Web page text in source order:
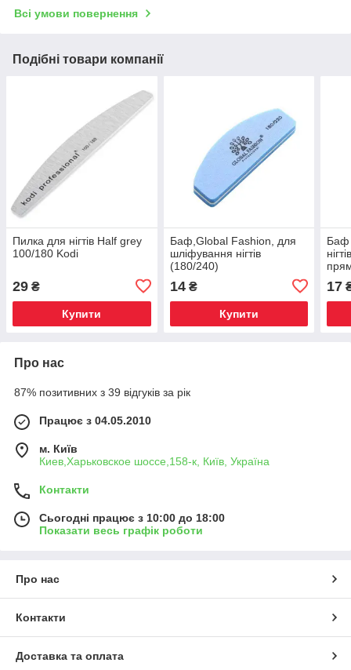
Всі умови повернення
Подібні товари компанії
Пилка для нігтів Half grey
100/180 Kodi
29 ₴
Купити
Баф,Global Fashion, для
шліфування нігтів
(180/240)
14₴
Купити
Баф
17
Про нас
87% позитивних з 39 відгуків за рік
Працює з 04.05.2010
м. Київ
Киев,Харьковское шоссе,158-к, Київ, Україна
Контакти
Сьогодні працює з 10:00 до 18:00
Показати весь графік роботи
Про нас
Контакти
Доставка та оплата